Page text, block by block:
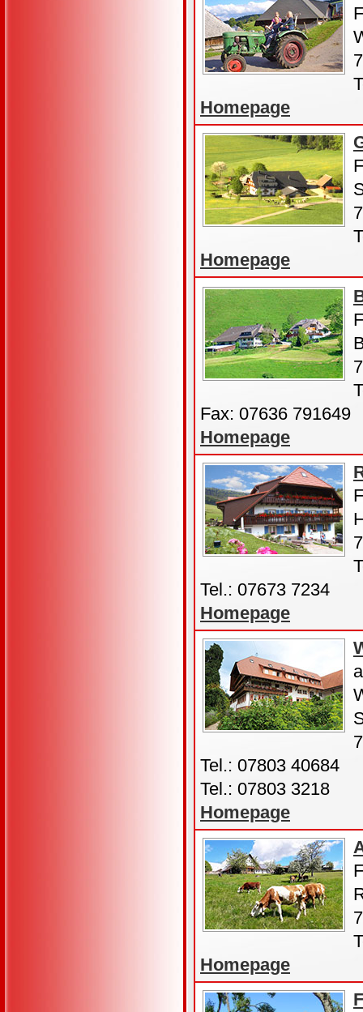
Homepage
Homepage
Fax: 07636 791649
Homepage
Tel.: 07673 7234
Homepage
Tel.: 07803 40684
Tel.: 07803 3218
Homepage
Homepage